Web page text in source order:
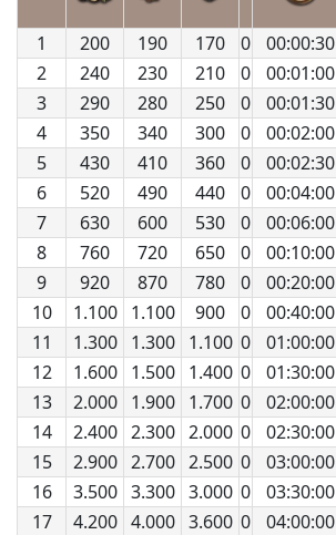
1 200 190 170 0 00:00:30
2
240 230 210 0 00:01:00
3
290 280 250 0 00:01:30
4
350 340 300 0 00:02:00
5
430 410 360 0 00:02:30
6
520 490 440 0 00:04:00
7
630 600 530 0 00:06:00
8
760 720 650 0 00:10:00
9
920 870 780 0 00:20:00
10
1.100 1.100 900 0 00:40:00
11
1.300 1.300 1.100 0 01:00:00
12
1.600 1.500 1.400 0 01:30:00
13
2.000 1.900 1.700 0 02:00:00
14
2.400 2.300 2.000 0 02:30:00
15
2.900 2.700 2.500 0 03:00:00
16
3.500 3.300 3.000 0 03:30:00
17
4.200 4.000 3.600 0 04:00:00